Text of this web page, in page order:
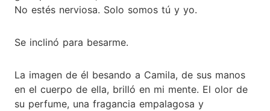
No estés nerviosa. Solo somos tú y yo.
Se inclinó para besarme.
La imagen de él besando a Camila, de sus manos
en el cuerpo de ella, brilló en mi mente. El olor de
su perfume, una fragancia empalagosa y